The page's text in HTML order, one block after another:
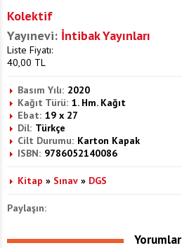
Kolektif
Yayınevi: İntibak Yayınları
Liste Fiyatı:
40,00 TL
Basım Yılı: 2020
Kağıt Türü: 1. Hm. Kağıt
Ebat: 19 x 27
Dil: Türkçe
Cilt Durumu: Karton Kapak
ISBN: 9786052140086
Kitap » Sınav » DGS
Paylaşın:
Yorumlar